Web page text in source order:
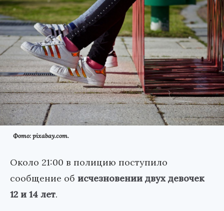
Фото: pixabay.com.
Около 21:00 в полицию поступило
сообщение об исчезновении двух девочек
12 и 14 лет.